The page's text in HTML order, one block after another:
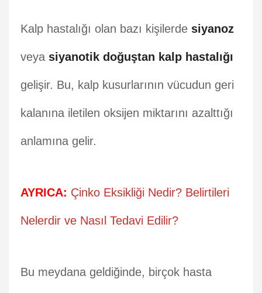
Kalp hastalığı olan bazı kişilerde siyanoz
veya siyanotik doğuştan kalp hastalığı
gelişir. Bu, kalp kusurlarının vücudun geri
kalanına iletilen oksijen miktarını azalttığı
anlamına gelir.
AYRICA: Çinko Eksikliği Nedir? Belirtileri
Nelerdir ve Nasıl Tedavi Edilir?
Bu meydana geldiğinde, birçok hasta